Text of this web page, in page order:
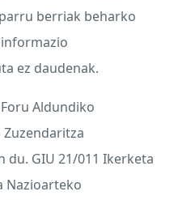
berriak beharko
ez daudenak.
Aldundiko
du. GIU 21/011 Ikerketa
Nazioarteko